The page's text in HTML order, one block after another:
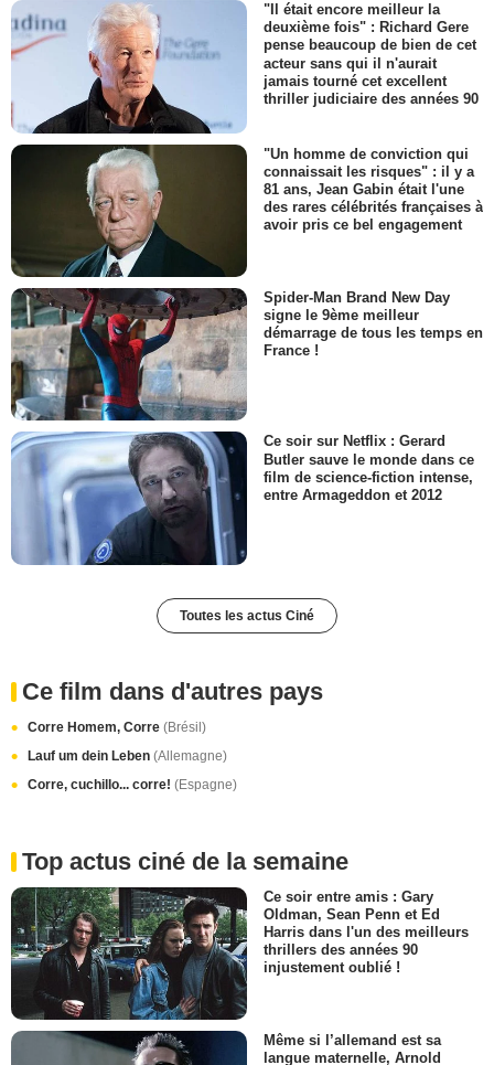
"Il était encore meilleur la
deuxième fois" : Richard Gere
pense beaucoup de bien de cet
acteur sans qui il n'aurait
jamais tourné cet excellent
thriller judiciaire des années 90
"Un homme de conviction qui
connaissait les risques" : il y a
81 ans, Jean Gabin était l'une
des rares célébrités françaises à
avoir pris ce bel engagement
Spider-Man Brand New Day
signe le 9ème meilleur
démarrage de tous les temps en
France !
Ce soir sur Netflix : Gerard
Butler sauve le monde dans ce
film de science-fiction intense,
entre Armageddon et 2012
Toutes les actus Ciné
Ce film dans d'autres pays
Corre Homem, Corre (Brésil)
Lauf um dein Leben (Allemagne)
Corre, cuchillo... corre! (Espagne)
Top actus ciné de la semaine
Ce soir entre amis : Gary
Oldman, Sean Penn et Ed
Harris dans l'un des meilleurs
thrillers des années 90
injustement oublié !
Même si l’allemand est sa
langue maternelle, Arnold